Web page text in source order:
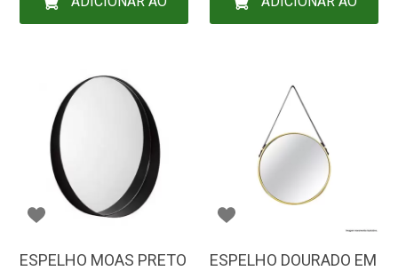
ESPELHO MOAS PRETO
ESPELHO DOURADO EM